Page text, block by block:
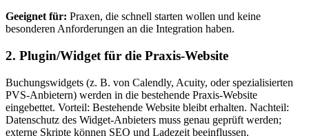
Geeignet für: Praxen, die schnell starten wollen und keine
besonderen Anforderungen an die Integration haben.
2. Plugin/Widget für die Praxis-Website
Buchungswidgets (z. B. von Calendly, Acuity, oder spezialisierten
PVS-Anbietern) werden in die bestehende Praxis-Website
eingebettet. Vorteil: Bestehende Website bleibt erhalten. Nachteil:
Datenschutz des Widget-Anbieters muss genau geprüft werden;
externe Skripte können SEO und Ladezeit beeinflussen.